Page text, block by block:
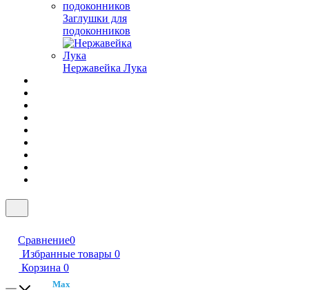
Заглушки для
подоконников
Нержавейка Лука
Сравнение0
Избранные товары 0
Корзина 0
Max